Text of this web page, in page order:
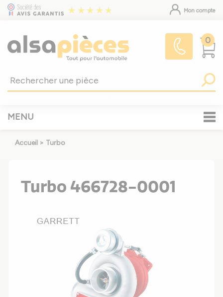
Mon compte
0
MENU
Accueil > Turbo
Turbo 466728-0001